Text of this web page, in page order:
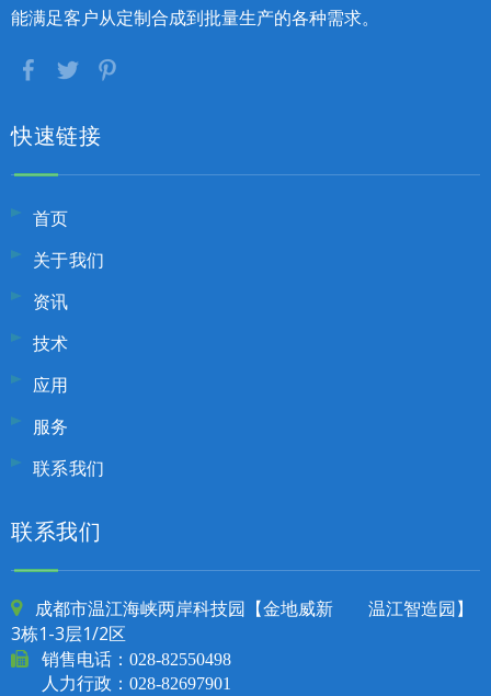
能满足客户从定制合成到批量生产的各种需求。
快速链接
首页
关于我们
资讯
技术
应用
服务
联系我们
联系我们

成都市温江海峡两岸科技园【金地威新 温江智造园】
3栋1-3层1/2区
 销售电话： 028-82550498
人力行政：028-82697901